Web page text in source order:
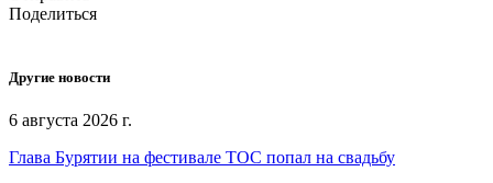
Поделиться
Другие новости
6 августа 2026 г.
Глава Бурятии на фестивале ТОС попал на свадьбу